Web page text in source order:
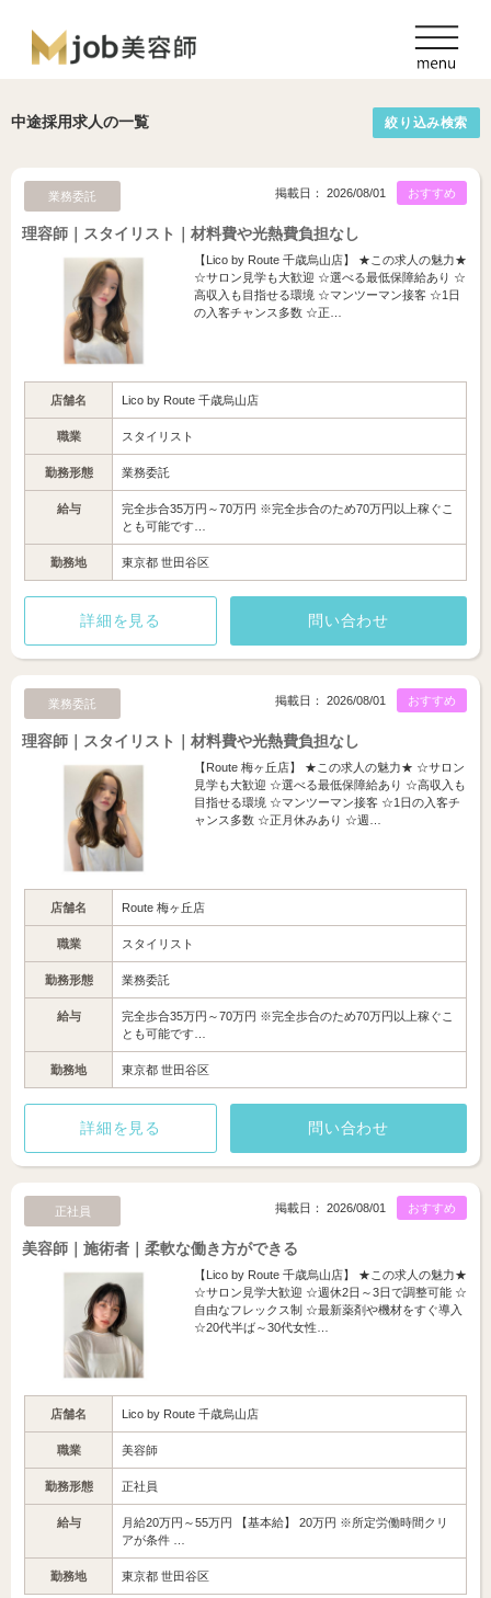
中途採用求人の一覧 絞り込み検索
業務委託 おすすめ
掲載日： 2026/08/01
理容師｜スタイリスト｜材料費や光熱費負担なし
【Lico by Route 千歳烏山店】 ★この求人の魅力★
☆サロン見学も大歓迎 ☆選べる最低保障給あり ☆
高収入も目指せる環境 ☆マンツーマン接客 ☆1日
の入客チャンス多数 ☆正…
店舗名 Lico by Route 千歳烏山店
職業 スタイリスト
勤務形態 業務委託
給与
完全歩合35万円～70万円 ※完全歩合のため70万円以上稼ぐこ
とも可能です…
勤務地 東京都 世田谷区
詳細を見る 問い合わせ
業務委託 おすすめ
掲載日： 2026/08/01
理容師｜スタイリスト｜材料費や光熱費負担なし
【Route 梅ヶ丘店】 ★この求人の魅力★ ☆サロン
見学も大歓迎 ☆選べる最低保障給あり ☆高収入も
目指せる環境 ☆マンツーマン接客 ☆1日の入客チ
ャンス多数 ☆正月休みあり ☆週…
店舗名 Route 梅ヶ丘店
職業 スタイリスト
勤務形態 業務委託
給与
完全歩合35万円～70万円 ※完全歩合のため70万円以上稼ぐこ
とも可能です…
勤務地 東京都 世田谷区
詳細を見る 問い合わせ
正社員 おすすめ
掲載日： 2026/08/01
美容師｜施術者｜柔軟な働き方ができる
【Lico by Route 千歳烏山店】 ★この求人の魅力★
☆サロン見学大歓迎 ☆週休2日～3日で調整可能 ☆
自由なフレックス制 ☆最新薬剤や機材をすぐ導入
☆20代半ば～30代女性…
店舗名 Lico by Route 千歳烏山店
職業 美容師
勤務形態 正社員
給与
月給20万円～55万円 【基本給】 20万円 ※所定労働時間クリ
アが条件 …
勤務地 東京都 世田谷区